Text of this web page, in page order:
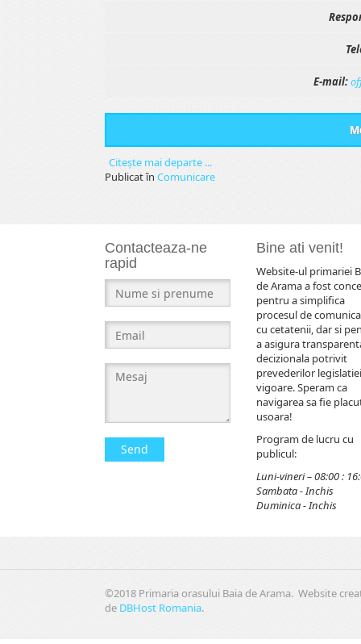
E-mail:
Citeşte mai departe ...
Publicat în Comunicare
Contacteaza-ne
rapid
Send
Bine ati venit!
Website-ul primariei
de Arama a fost
pentru a simplifica
procesul de
cu cetatenii, dar si
a asigura
decizionala potrivit
prevederilor
vigoare. Speram ca
navigarea sa fie
usoara!
Program de lucru cu
publicul:
Luni-vineri – 08:00 :
Sambata - Inchis
Duminica - Inchis
©2018 Primaria orasului Baia de Arama. Website
de DBHost Romania.